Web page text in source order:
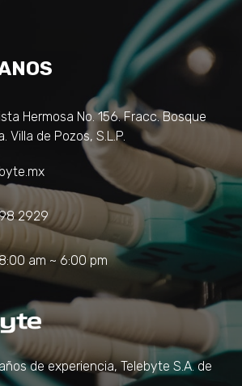
de experiencia, Telebyte S.A. de
Hermosa No. 156. Fracc. Bosque
Villa de Pozos, S.L.P.
2929
am ~ 6:00 pm